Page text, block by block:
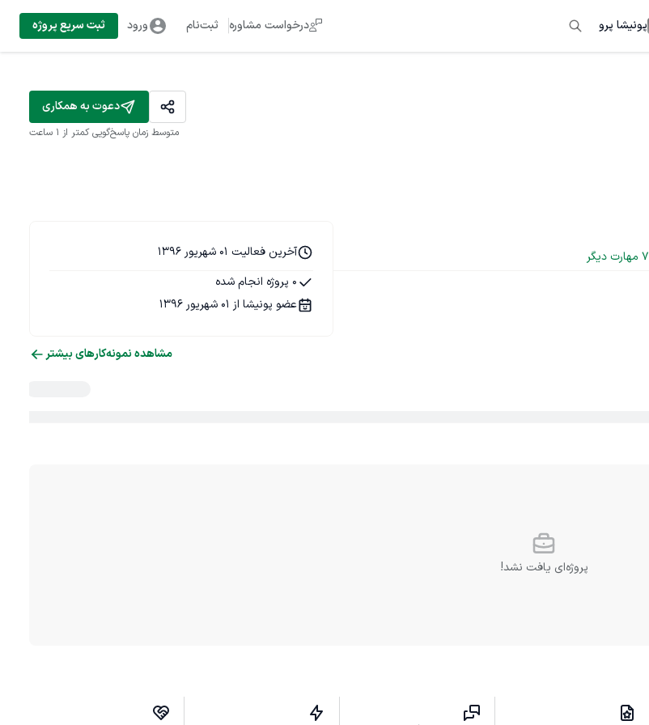
پونیشا پرو درخواست مشاوره ثبت‌نام ورود ثبت سریع پروژه
دعوت به همکاری
متوسط زمان پاسخ‌گویی کمتر از 1 ساعت
7 مهارت دیگر
آخرین فعالیت 01 شهریور 1396
0 پروژه انجام شده
عضو پونیشا از 01 شهریور 1396
مشاهده نمونه‌کارهای بیشتر
پروژه‌ای یافت نشد!